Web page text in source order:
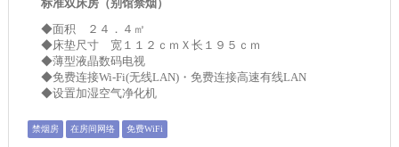
标准双床房（别馆禁烟）
◆面积 ２４．４㎡
◆床垫尺寸 宽１１２ｃｍＸ长１９５ｃｍ
◆薄型液晶数码电视
◆免费连接Wi-Fi(无线LAN)・免费连接高速有线LAN
◆设置加湿空气净化机
禁烟房 在房间网络 免费WiFi